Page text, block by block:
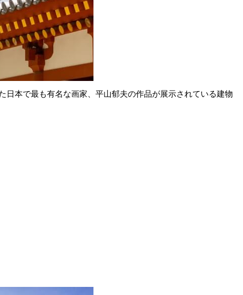
日本で最も有名な画家、平山郁夫の作品が展示されている建物